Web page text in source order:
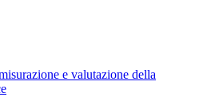
e valutazione della